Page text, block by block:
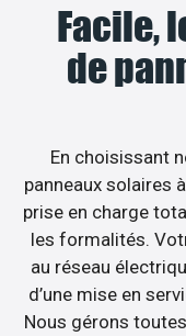
Facile,
de
En choisissant
panneaux solaires
prise en charge
les formalités.
au réseau
d’une mise en
Nous gérons